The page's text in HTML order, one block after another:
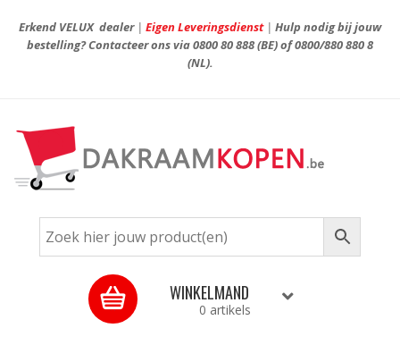
Erkend VELUX dealer| Eigen Leveringsdienst| Hulp nodig bij jouw
bestelling? Contacteer ons via0800 80 888(BE) of0800/880 880 8
(NL).
WINKELMAND
0 artikels